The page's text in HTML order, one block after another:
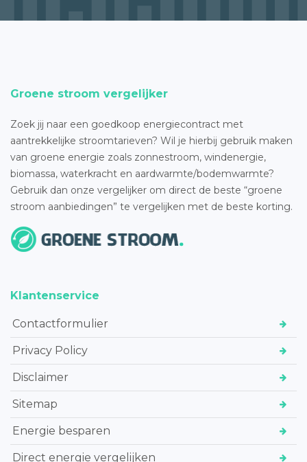
Groene stroom vergelijker
Zoek jij naar een goedkoop energiecontract met
aantrekkelijke stroomtarieven? Wil je hierbij gebruik maken
van groene energie zoals zonnestroom, windenergie,
biomassa, waterkracht en aardwarmte/bodemwarmte?
Gebruik dan onze vergelijker om direct de beste “groene
stroom aanbiedingen” te vergelijken met de beste korting.
Klantenservice
Contactformulier
Privacy Policy
Disclaimer
Sitemap
Energie besparen
Direct energie vergelijken